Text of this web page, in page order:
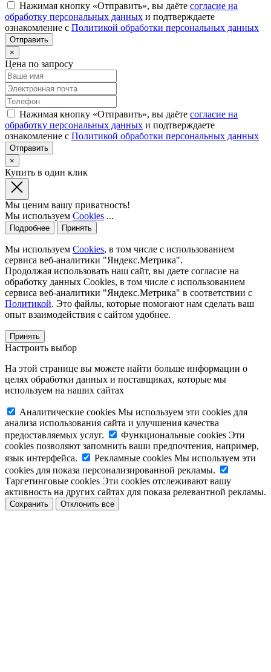
Нажимая кнопку «Отправить», вы даёте согласие на
обработку персональных данных и подтверждаете
ознакомление с Политикой обработки персональных данных
×
Цена по запросу
Нажимая кнопку «Отправить», вы даёте согласие на
обработку персональных данных и подтверждаете
ознакомление с Политикой обработки персональных данных
×
Купить в один клик
Мы ценим вашу приватность!
Мы используем Cookies ...
Подробнее Принять
Мы используем Cookies, в том числе с использованием
сервиса веб-аналитики "Яндекс.Метрика".
Продолжая использовать наш сайт, вы даете согласие на
обработку данных Cookies, в том числе с использованием
сервиса веб-аналитики "Яндекс.Метрика" в соответствии с
Политикой. Это файлы, которые помогают нам сделать ваш
опыт взаимодействия с сайтом удобнее.
Принять
Настроить выбор
На этой странице вы можете найти больше информации о
целях обработки данных и поставщиках, которые мы
используем на наших сайтах
Аналитические cookies Мы используем эти cookies для
анализа использования сайта и улучшения качества
предоставляемых услуг.
Функциональные cookies Эти
cookies позволяют запомнить ваши предпочтения, например,
язык интерфейса.
Рекламные cookies Мы используем эти
cookies для показа персонализированной рекламы.
Таргетинговые cookies Эти cookies отслеживают вашу
активность на других сайтах для показа релевантной рекламы.
Сохранить Отклонить все